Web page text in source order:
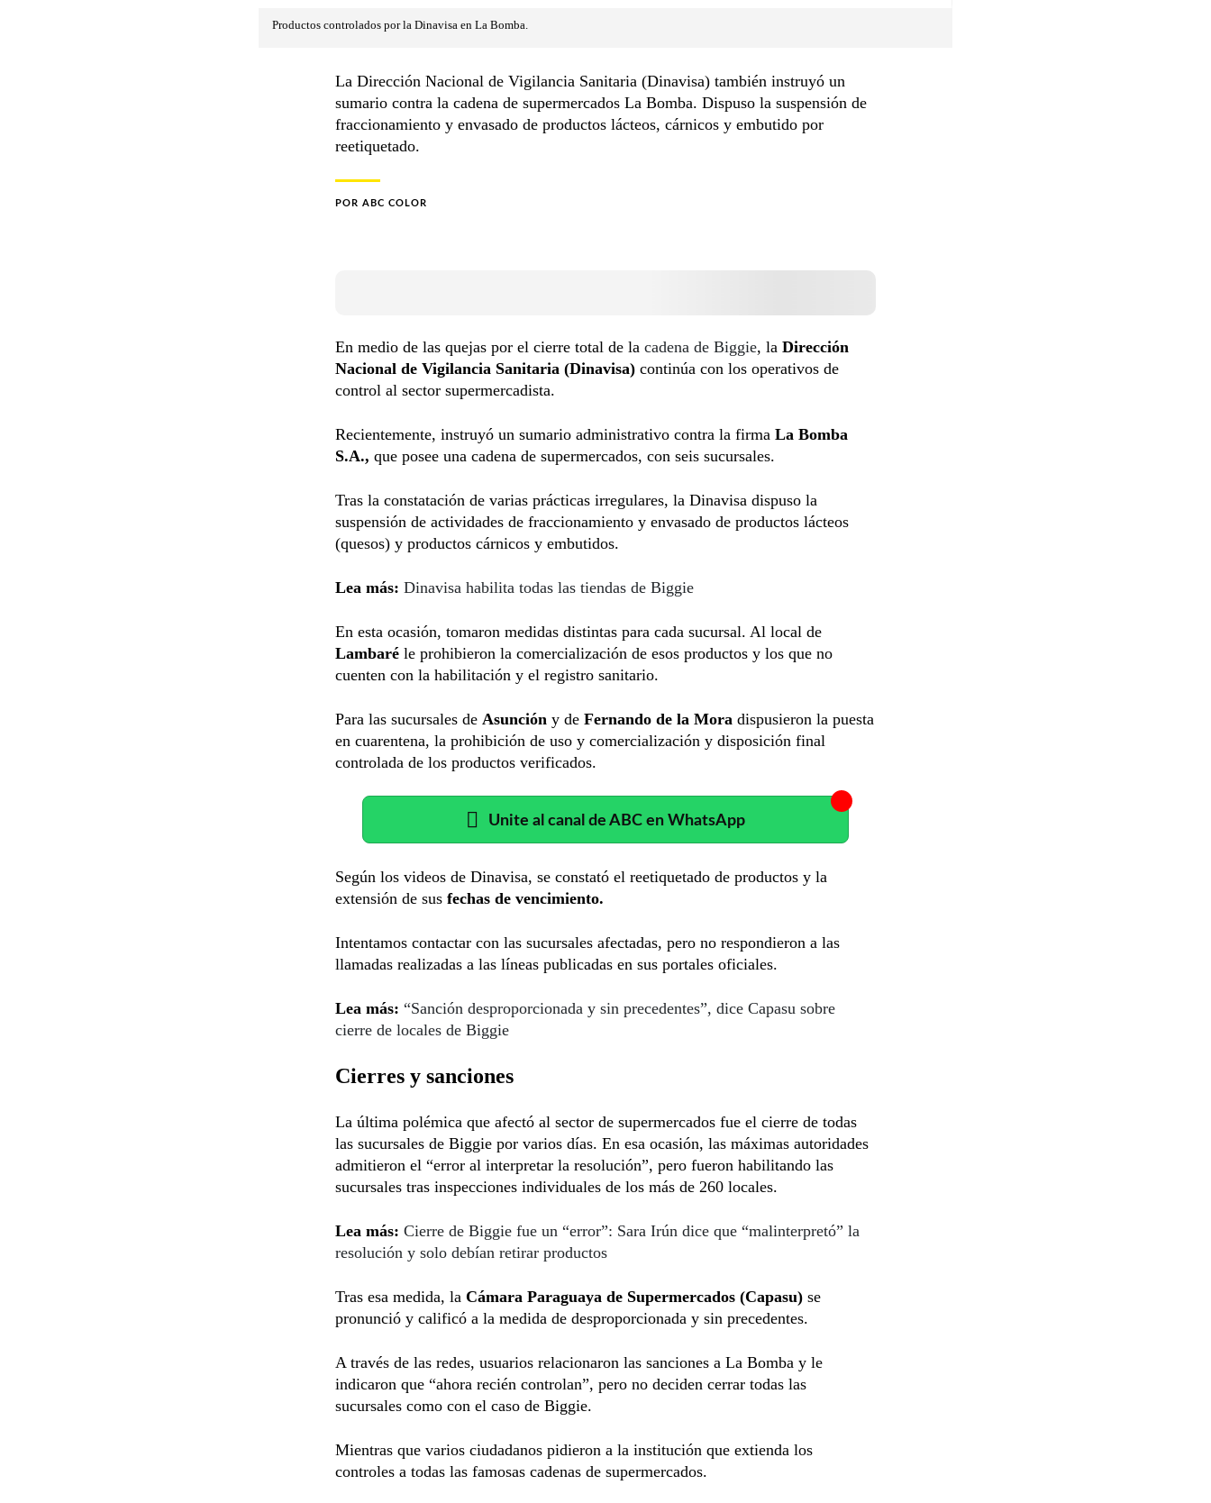
Productos controlados por la Dinavisa en La Bomba.
La Dirección Nacional de Vigilancia Sanitaria (Dinavisa) también instruyó un
sumario contra la cadena de supermercados La Bomba. Dispuso la suspensión de
fraccionamiento y envasado de productos lácteos, cárnicos y embutido por
reetiquetado.
POR ABC COLOR
En medio de las quejas por el cierre total de la cadena de Biggie, la Dirección
Nacional de Vigilancia Sanitaria (Dinavisa) continúa con los operativos de
control al sector supermercadista.
Recientemente, instruyó un sumario administrativo contra la firma La Bomba
S.A., que posee una cadena de supermercados, con seis sucursales.
Tras la constatación de varias prácticas irregulares, la Dinavisa dispuso la
suspensión de actividades de fraccionamiento y envasado de productos lácteos
(quesos) y productos cárnicos y embutidos.
Lea más: Dinavisa habilita todas las tiendas de Biggie
En esta ocasión, tomaron medidas distintas para cada sucursal. Al local de
Lambaré le prohibieron la comercialización de esos productos y los que no
cuenten con la habilitación y el registro sanitario.
Para las sucursales de Asunción y de Fernando de la Mora dispusieron la puesta
en cuarentena, la prohibición de uso y comercialización y disposición final
controlada de los productos verificados.
Unite al canal de ABC en WhatsApp
Según los videos de Dinavisa, se constató el reetiquetado de productos y la
extensión de sus fechas de vencimiento.
Intentamos contactar con las sucursales afectadas, pero no respondieron a las
llamadas realizadas a las líneas publicadas en sus portales oficiales.
Lea más: “Sanción desproporcionada y sin precedentes”, dice Capasu sobre
cierre de locales de Biggie
Cierres y sanciones
La última polémica que afectó al sector de supermercados fue el cierre de todas
las sucursales de Biggie por varios días. En esa ocasión, las máximas autoridades
admitieron el “error al interpretar la resolución”, pero fueron habilitando las
sucursales tras inspecciones individuales de los más de 260 locales.
Lea más: Cierre de Biggie fue un “error”: Sara Irún dice que “malinterpretó” la
resolución y solo debían retirar productos
Tras esa medida, la Cámara Paraguaya de Supermercados (Capasu) se
pronunció y calificó a la medida de desproporcionada y sin precedentes.
A través de las redes, usuarios relacionaron las sanciones a La Bomba y le
indicaron que “ahora recién controlan”, pero no deciden cerrar todas las
sucursales como con el caso de Biggie.
Mientras que varios ciudadanos pidieron a la institución que extienda los
controles a todas las famosas cadenas de supermercados.